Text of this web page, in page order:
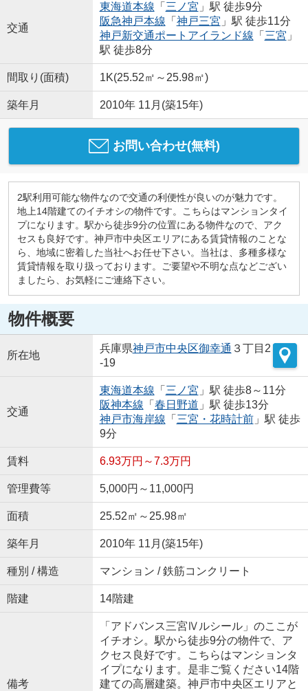
交通
東海道本線 「 三ノ宮 」駅 徒歩9分
阪急神戸本線 「 神戸三宮 」駅 徒歩11分
神戸新交通ポートアイランド線 「 三宮 」
駅 徒歩8分
間取り(面積) 1K(25.52㎡～25.98㎡)
築年月 2010年 11月(築15年)
お問い合わせ(無料)
2駅利用可能な物件なので交通の利便性が良いのが魅力です。
地上14階建てのイチオシの物件です。こちらはマンションタイ
プになります。駅から徒歩9分の位置にある物件なので、アク
セスも良好です。神戸市中央区エリアにある賃貸情報のことな
ら、地域に密着した当社へお任せ下さい。当社は、多種多様な
賃貸情報を取り扱っております。ご要望や不明な点などござい
ましたら、お気軽にご連絡下さい。
物件概要
所在地
兵庫県神戸市中央区御幸通 ３丁目2
-19
交通
東海道本線 「 三ノ宮 」駅 徒歩8～11分
阪神本線 「 春日野道 」駅 徒歩13分
神戸市海岸線 「 三宮・花時計前」駅 徒歩
9分
賃料 6.93万円～7.3万円
管理費等 5,000円～11,000円
面積 25.52㎡～25.98㎡
築年月 2010年 11月(築15年)
種別 / 構造 マンション / 鉄筋コンクリート
階建 14階建
備考
「アドバンス三宮Ⅳルシール」のここが
イチオシ。駅から徒歩9分の物件で、ア
クセス良好です。こちらはマンションタ
イプになります。是非ご覧ください14階
建ての高層建築。神戸市中央区エリアと